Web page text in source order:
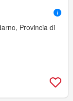
Provincia di